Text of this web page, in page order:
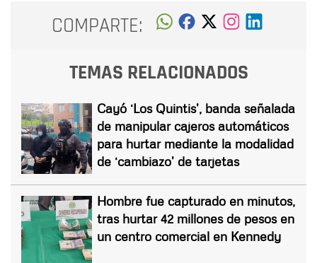
COMPARTE:
TEMAS RELACIONADOS
Cayó ‘Los Quintis’, banda señalada
de manipular cajeros automáticos
para hurtar mediante la modalidad
de ‘cambiazo’ de tarjetas
Hombre fue capturado en minutos,
tras hurtar 42 millones de pesos en
un centro comercial en Kennedy